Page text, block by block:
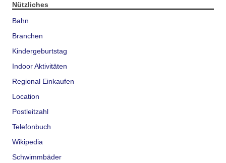
Nützliches
Bahn
Branchen
Kindergeburtstag
Indoor Aktivitäten
Regional Einkaufen
Location
Postleitzahl
Telefonbuch
Wikipedia
Schwimmbäder